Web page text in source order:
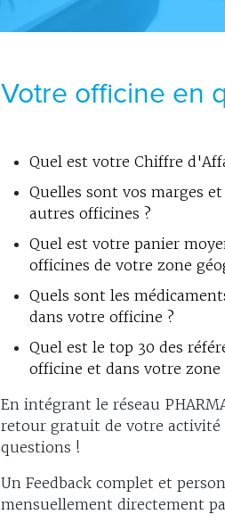
Votre officine en
Quel est votre Chiffre
Quelles sont vos marges
autres officines ?
Quel est votre panier
officines de votre zone
Quels sont les
dans votre officine ?
Quel est le top 30 des
officine et dans votre zone
En intégrant le réseau
retour gratuit de votre activité
questions !
Un Feedback complet et
mensuellement directement